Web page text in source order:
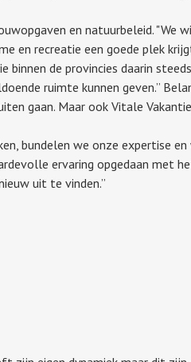
en natuurbeleid. "We
en recreatie een goede plek
de provincies daarin
ruimte kunnen geven.”
gaan. Maar ook Vitale
bundelen we onze expertise en
ervaring opgedaan met
uit te vinden.”